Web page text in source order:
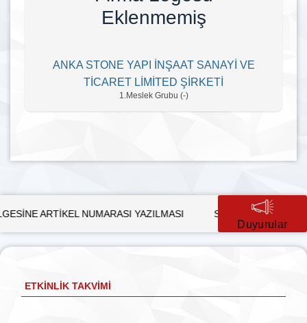
Eklenmemiş
ANKA STONE YAPI İNŞAAT SANAYİ VE
TİCARET LİMİTED ŞİRKETİ
1.Meslek Grubu (-)
NUMARASI YAZILMASI SÜRDÜRÜLEBİLİR
Duyurular
ETKINLIK TAKVIMI